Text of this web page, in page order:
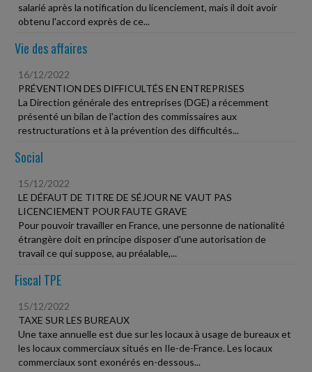
salarié après la notification du licenciement, mais il doit avoir
obtenu l'accord exprès de ce...
Vie des affaires
16/12/2022
PRÉVENTION DES DIFFICULTÉS EN ENTREPRISES
La Direction générale des entreprises (DGE) a récemment
présenté un bilan de l'action des commissaires aux
restructurations et à la prévention des difficultés...
Social
15/12/2022
LE DÉFAUT DE TITRE DE SÉJOUR NE VAUT PAS
LICENCIEMENT POUR FAUTE GRAVE
Pour pouvoir travailler en France, une personne de nationalité
étrangère doit en principe disposer d'une autorisation de
travail ce qui suppose, au préalable,...
Fiscal TPE
15/12/2022
TAXE SUR LES BUREAUX
Une taxe annuelle est due sur les locaux à usage de bureaux et
les locaux commerciaux situés en Ile-de-France. Les locaux
commerciaux sont exonérés en-dessous...